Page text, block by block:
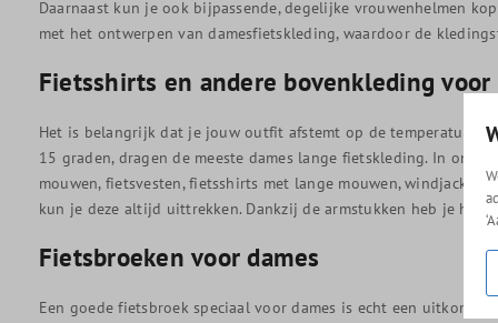
Daarnaast kun je ook bijpassende, degelijke vrouwenhelmen
met het ontwerpen van damesfietskleding, waardoor de
Fietsshirts en andere bovenkleding voor
Het is belangrijk dat je jouw outfit afstemt op de temperaturen
15 graden, dragen de meeste dames lange fietskleding. In
mouwen, fietsvesten, fietsshirts met lange mouwen, windjacks
kun je deze altijd uittrekken. Dankzij de armstukken heb je het
Fietsbroeken voor dames
Een goede fietsbroek speciaal voor dames is echt een